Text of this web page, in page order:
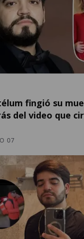
fingió su
del video que
07